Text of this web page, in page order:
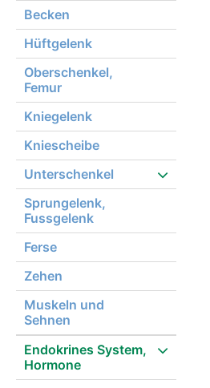
Becken
Hüftgelenk
Oberschenkel,
Femur
Kniegelenk
Kniescheibe
Unterschenkel
Sprungelenk,
Fussgelenk
Ferse
Zehen
Muskeln und
Sehnen
Endokrines System,
Hormone